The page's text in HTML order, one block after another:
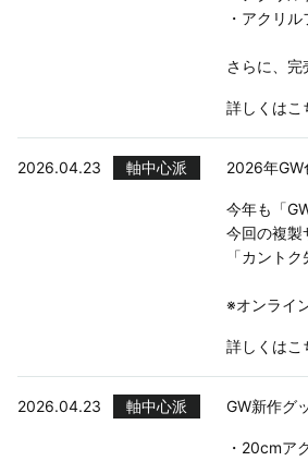
・アクリ
さらに、完
詳しくはこ
2026.04.23 軸中心派 2026年GW
今年も「
今回の複製
「カント
※オンライ
詳しくはこ
2026.04.23 軸中心派 GW新作グ
・20cmア